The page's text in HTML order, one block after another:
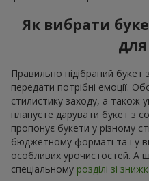
Як вибрати
для
Правильно підібраний
передати потрібні емоції.
стилистику заходу, а також
плануєте дарувати букет з
пропонує букети у різному
бюджетному форматі та і у
особливих урочистостей. А
спеціальному розділі зі